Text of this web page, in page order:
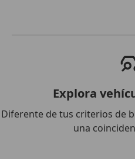
Explora
Diferente de tus criterios de
una